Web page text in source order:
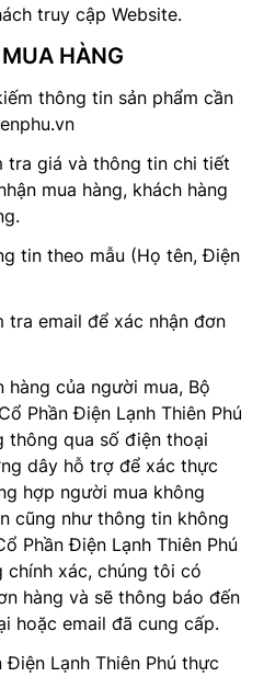
truy cập Website.
HÀNG
thông tin sản phẩm cần
tra giá và thông tin chi tiết
mua hàng, khách hàng
tin theo mẫu (Họ tên, Điện
tra email để xác nhận đơn
hàng của người mua, Bộ
Phần Điện Lạnh Thiên Phú
thông qua số điện thoại
dây hỗ trợ để xác thực
hợp người mua không
cũng như thông tin không
Phần Điện Lạnh Thiên Phú
chính xác, chúng tôi có
hàng và sẽ thông báo đến
hoặc email đã cung cấp.
Lạnh Thiên Phú thực